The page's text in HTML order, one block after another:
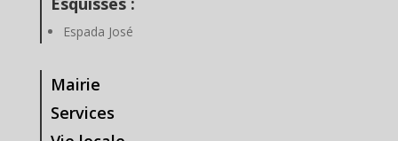
Espada José
Mairie
Services